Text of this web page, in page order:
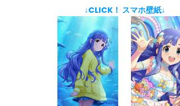
↓CLICK！ スマホ壁紙↓